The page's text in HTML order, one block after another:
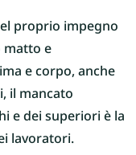
proprio impegno
e
e corpo, anche
il mancato
e dei superiori è la
lavoratori.